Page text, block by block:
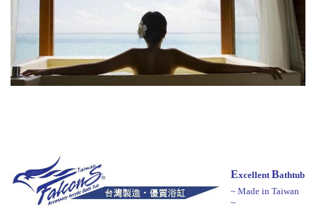
Excellent Bathtub
~ Made in Taiwan
~